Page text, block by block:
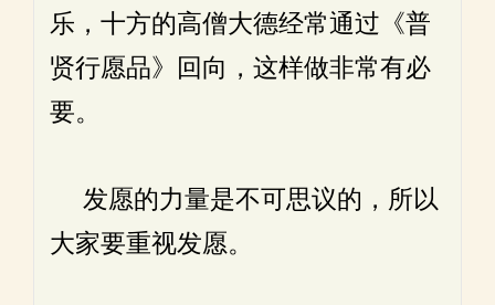
乐，十方的高僧大德经常通过《普
贤行愿品》回向，这样做非常有必
要。
发愿的力量是不可思议的，所以
大家要重视发愿。